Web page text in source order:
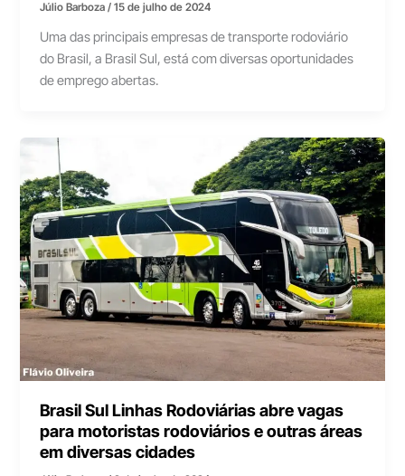
Júlio Barboza/15 de julho de 2024
Uma das principais empresas de transporte rodoviário
do Brasil, a Brasil Sul, está com diversas oportunidades
de emprego abertas.
Brasil Sul Linhas Rodoviárias abre vagas
para motoristas rodoviários e outras áreas
em diversas cidades